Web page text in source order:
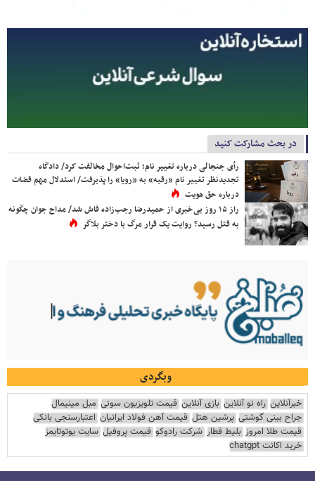
در بحث مشارکت کنید
رأی جنجالی درباره تغییر نام؛ ثبت‌احوال مخالفت کرد/ دادگاه
تجدیدنظر تغییر نام «رقیه» به «رویا» را پذیرفت/ استدلال مهم قضات
درباره حق هویت
راز ۱۵ روز بی‌خبری از حمیدرضا رجب‌زاده فاش شد/ مداح جوان چگونه
به قتل رسید؟ روایت یک قرار مرگ با دختر بلاگر
وبگردی
خبرآنلاین راه نو آنلاین بازی آنلاین قیمت تلویزیون سونی مبل مینیمال
جراح بینی گوشتی پرشین هتل قیمت آهن فولاد ایرانیان اعتبارسنجی بانکی
قیمت طلا امروز بلیط قطار شرکت رادوکو قیمت پروفیل سایت یوتوتایمز
خرید اکانت chatgpt